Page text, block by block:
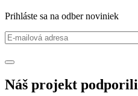
Prihláste sa na odber noviniek
Náš projekt podporili